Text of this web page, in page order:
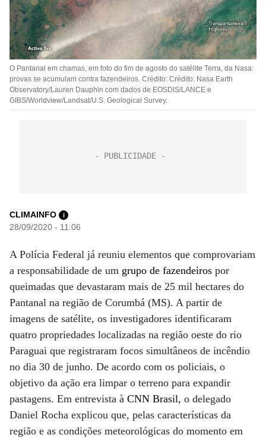
O Pantanal em chamas, em foto do fim de agosto do satélite Terra, da Nasa:
provas se acumulam contra fazendeiros. Crédito: Crédito: Nasa Earth
Observatory/Lauren Dauphin com dados de EOSDIS/LANCE e
GIBS/Worldview/Landsat/U.S. Geological Survey.
CLIMAINFO i
28/09/2020 - 11:06
A Polícia Federal já reuniu elementos que comprovariam
a responsabilidade de um grupo de fazendeiros por
queimadas que devastaram mais de 25 mil hectares do
Pantanal na região de Corumbá (MS). A partir de
imagens de satélite, os investigadores identificaram
quatro propriedades localizadas na região oeste do rio
Paraguai que registraram focos simultâneos de incêndio
no dia 30 de junho. De acordo com os policiais, o
objetivo da ação era limpar o terreno para expandir
pastagens. Em entrevista à CNN Brasil, o delegado
Daniel Rocha explicou que, pelas características da
região e as condições meteorológicas do momento em